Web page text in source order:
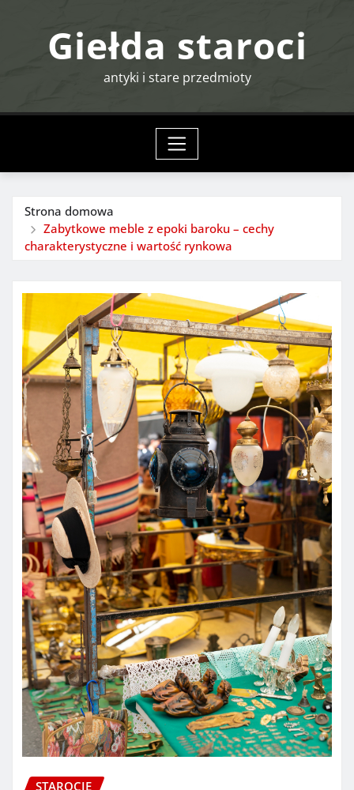
Giełda staroci
antyki i stare przedmioty
Strona domowa
Zabytkowe meble z epoki baroku – cechy
charakterystyczne i wartość rynkowa
STAROCIE